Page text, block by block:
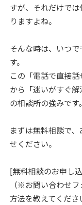
すが、それだけで
りますよね。
そんな時は、いつ
す。
この「電話で直接
から「迷いがすぐ
の相談所の強みです。
まずは無料相談で
せください。
[無料相談のお申し
（※お問い合わせ
方法を教えてくださ